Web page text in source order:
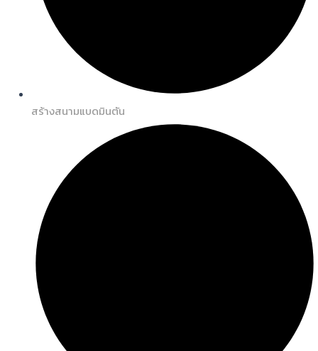
สร้างสนามแบดมินตัน